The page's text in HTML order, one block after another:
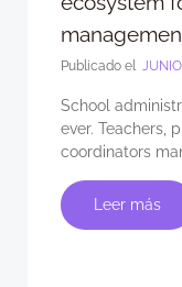
Publicado el
School
ever. Teachers,
coordinators
Leer más